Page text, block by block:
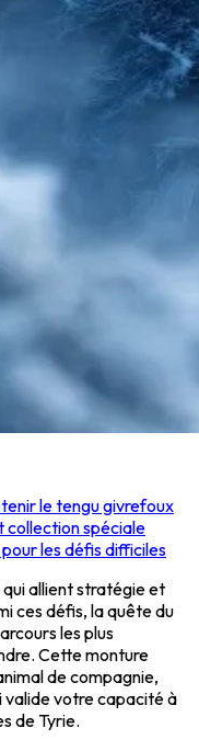
le tengu givrefoux
collection spéciale
les défis difficiles
qui allient stratégie et
ces défis, la quête du
les plus
Cette monture
de compagnie,
valide votre capacité à
de Tyrie.